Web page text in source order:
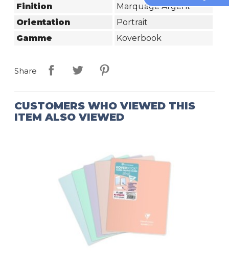
Finition
Marquage Argent
Orientation
Portrait
Gamme
Koverbook
Share
CUSTOMERS WHO VIEWED THIS
ITEM ALSO VIEWED